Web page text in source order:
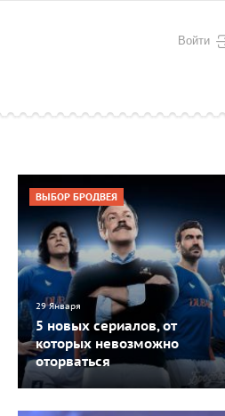
Войти
ВЫБОР БРОДВЕЯ
29 Января
5 новых сериалов, от
которых невозможно
оторваться